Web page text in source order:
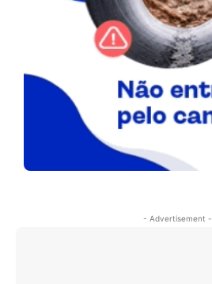
- Advertisement -